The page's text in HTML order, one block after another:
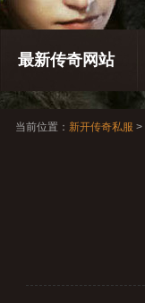
最新传奇网站
当前位置： 新开传奇私服 >